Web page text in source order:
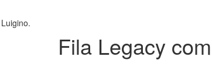
Fila Legacy